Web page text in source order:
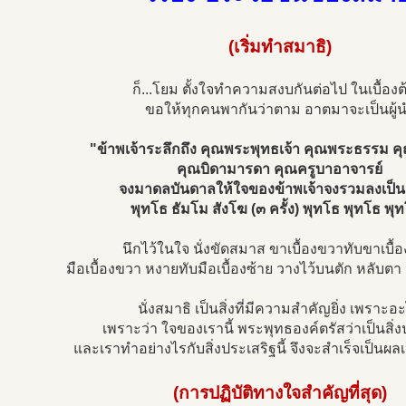
(เริ่มทำสมาธิ)
ก็...โยม ตั้งใจทำความสงบกันต่อไป ในเบื้อง
ขอให้ทุกคนพากันว่าตาม อาตมาจะเป็นผู้
"ข้าพเจ้าระลึกถึง คุณพระพุทธเจ้า คุณพระธรรม
คุณบิดามารดา คุณครูบาอาจารย์
จงมาดลบันดาลให้ใจของข้าพเจ้าจงรวมลงเป็
พุทโธ ธัมโม สังโฆ (๓ ครั้ง) พุทโธ พุทโธ พุ
นึกไว้ในใจ นั่งขัดสมาส ขาเบื้องขวาทับขาเบื้อ
มือเบื้องขวา หงายทับมือเบื้องซ้าย วางไว้บนตัก หลับต
นั่งสมาธิ เป็นสิ่งที่มีความสำคัญยิ่ง เพราะอ
เพราะว่า ใจของเรานี้ พระพุทธองค์ตรัสว่าเป็นสิ่ง
และเราทำอย่างไรกับสิ่งประเสริฐนี้ จึงจะสำเร็จเป็นผ
(การปฏิบัติทางใจสำคัญที่สุด)